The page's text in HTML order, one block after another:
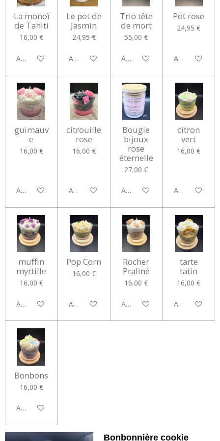
La monoï
de Tahiti
16,00 €
Ajouter au panier
Le pot de
Jasmin
24,95 €
Ajouter au panier
Trio tête
de mort
55,00 €
Ajouter au panier
Pot rose
24,95 €
Ajouter au
guimauv
e
16,00 €
Ajouter au panier
citrouille
rose
16,00 €
Ajouter au panier
Bougie
bijoux
rose
éternelle
27,00 €
Ajouter au panier
citron
vert
16,00 €
Ajouter au
muffin
myrtille
16,00 €
Ajouter au panier
Pop Corn
16,00 €
Ajouter au panier
Rocher
Praliné
16,00 €
Ajouter au panier
tarte
tatin
16,00 €
Ajouter au
Bonbons
16,00 €
Ajouter au panier
Bonbonnière cookie